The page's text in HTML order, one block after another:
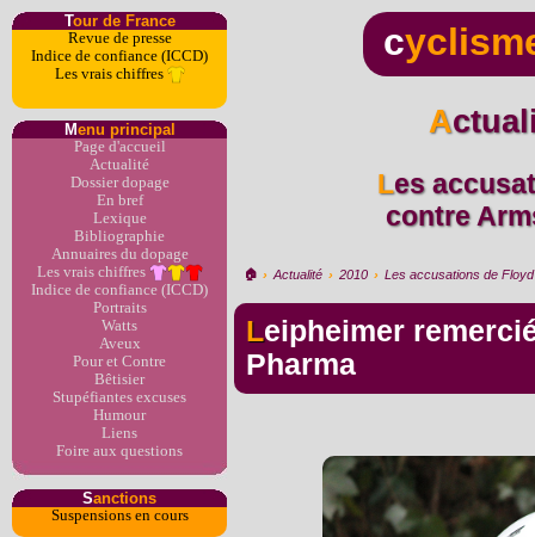
Tour de France
Revue de presse
Indice de confiance (ICCD)
Les vrais chiffres
Menu principal
Page d'accueil
Actualité
Dossier dopage
En bref
Lexique
Bibliographie
Annuaires du dopage
Les vrais chiffres
Indice de confiance (ICCD)
Portraits
Watts
Aveux
Pour et Contre
Bêtisier
Stupéfiantes excuses
Humour
Liens
Foire aux questions
Sanctions
Suspensions en cours
c
Les accusations de Floyd Landis
contre
🏠︎ › Actualité › 2010 › Les accusations de
Leipheimer remercié par son équipe Omega
Pharma